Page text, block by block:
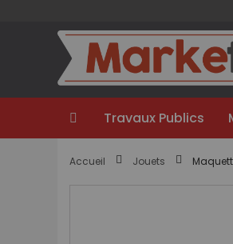
contenu
Travaux Publics
Accueil Jouets